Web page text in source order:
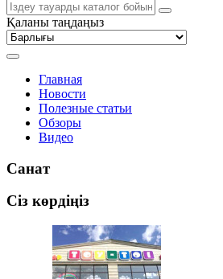
Қаланы таңдаңыз
Главная
Новости
Полезные статьи
Обзоры
Видео
Санат
Сіз көрдіңіз